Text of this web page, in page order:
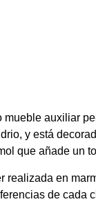
auxiliar
y está
que añade un
realizada en
de cada